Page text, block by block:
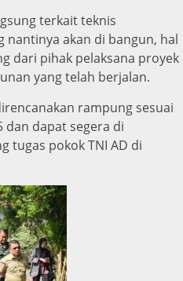
terkait teknis
nantinya akan di bangun, hal
dari pihak pelaksana proyek
yang telah berjalan.
rampung sesuai
dapat segera di
tugas pokok TNI AD di